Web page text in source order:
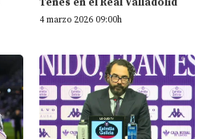
4 marzo 2026 09:00h